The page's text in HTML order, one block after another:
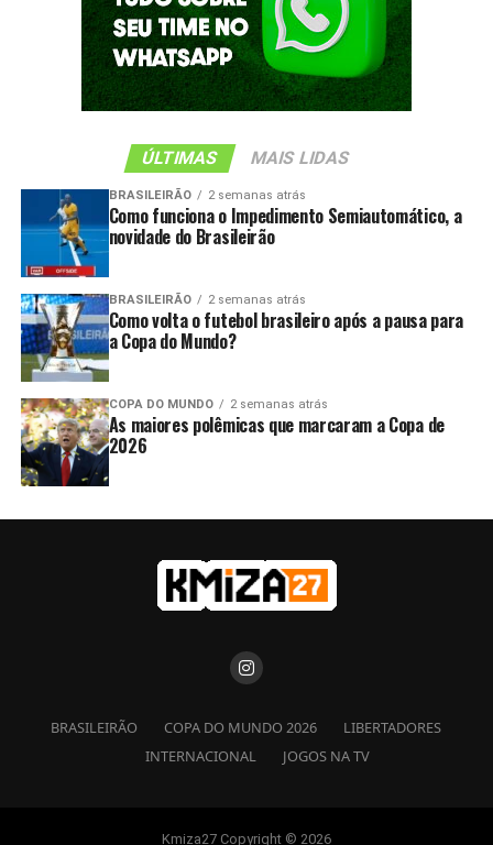
ÚLTIMAS MAIS LIDAS
BRASILEIRÃO 2 semanas atrás
Como funciona o Impedimento Semiautomático, a
novidade do Brasileirão
BRASILEIRÃO 2 semanas atrás
Como volta o futebol brasileiro após a pausa para
a Copa do Mundo?
COPA DO MUNDO 2 semanas atrás
As maiores polêmicas que marcaram a Copa de
2026
BRASILEIRÃO COPA DO MUNDO 2026
LIBERTADORES
INTERNACIONAL
JOGOS NA TV
Kmiza27 Copyright © 2026